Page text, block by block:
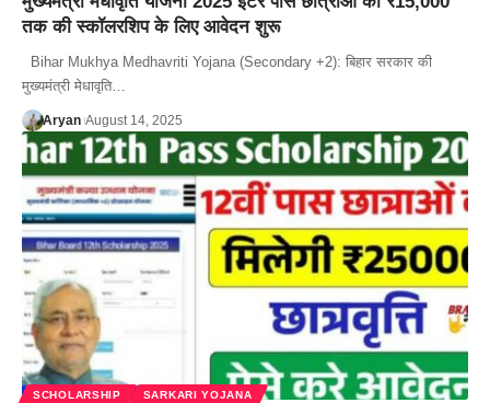
तक की स्कॉलरशिप के लिए आवेदन शुरू
Bihar Mukhya Medhavriti Yojana (Secondary +2): बिहार सरकार की
मुख्यमंत्री मेधावृति…
Aryan August 14, 2025
SCHOLARSHIP SARKARI YOJANA